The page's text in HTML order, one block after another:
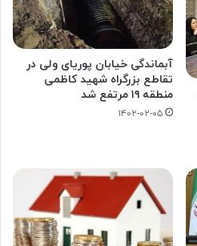
آبماندگی خیابان پوریای ولی در
تقاطع بزرگراه شهید کاظمی
منطقه ۱۹ مرتفع شد
۱۴۰۲-۰۲-۰۵